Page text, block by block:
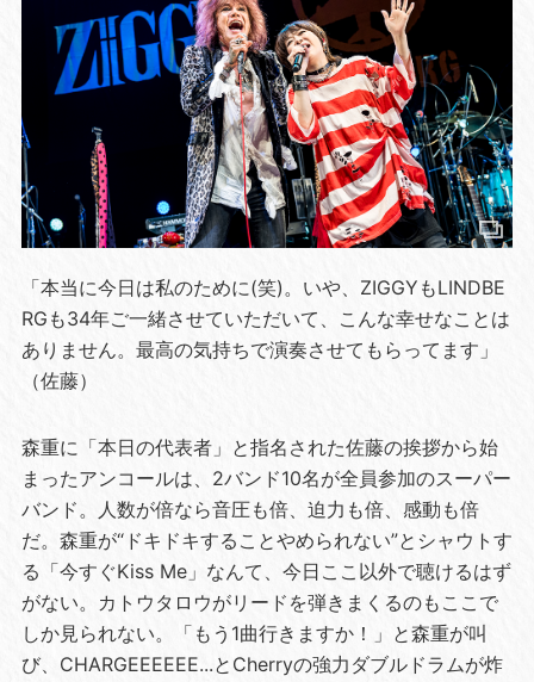
「本当に今日は私のために(笑)。いや、ZIGGYもLINDBE
RGも34年ご一緒させていただいて、こんな幸せなことは
ありません。最高の気持ちで演奏させてもらってます」
（佐藤）
森重に「本日の代表者」と指名された佐藤の挨拶から始
まったアンコールは、2バンド10名が全員参加のスーパー
バンド。人数が倍なら音圧も倍、迫力も倍、感動も倍
だ。森重が“ドキドキすることやめられない”とシャウトす
る「今すぐKiss Me」なんて、今日ここ以外で聴けるはず
がない。カトウタロウがリードを弾きまくるのもここで
しか見られない。「もう1曲行きますか！」と森重が叫
び、CHARGEEEEEE...とCherryの強力ダブルドラムが炸